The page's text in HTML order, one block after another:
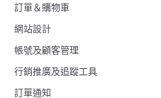
訂單＆購物車
網站設計
帳號及顧客管理
行銷推廣及追蹤工具
訂單通知